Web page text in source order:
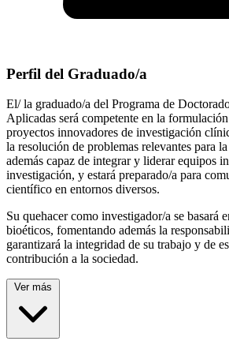
Perfil del Graduado/a
El/ la graduado/a del Programa de
Aplicadas será competente en la
proyectos innovadores de investigación
la resolución de problemas relevantes para
además capaz de integrar y liderar equipos
investigación, y estará preparado/a para
científico en entornos diversos.
Su quehacer como investigador/a se basará
bioéticos, fomentando además la
garantizará la integridad de su trabajo y de
contribución a la sociedad.
Ver más